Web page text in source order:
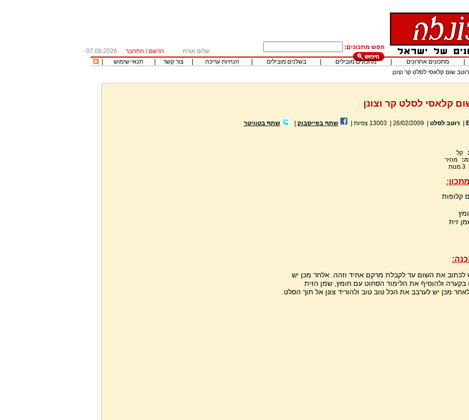
חפש מתכונים:
שלום אורח הרשם / התחבר
07.08.2026
מתכונים אחרונים מתכונים מובילים בשלנים מובילים הנחיות עריכה צור קשר תנאי שימוש
רוטב שום קלאסי לסלט קר וצונן
קלאסי לסלט קר וצונן
רוטב לסלט |
26/02/2009
|
13003 צפיות שתף בפייסבוק שתף בטוויטר
קל
מהיר
3 מנות
לכתוב את השום עד לקבלת מרקם אחיד וזהה. אלחר מכן יש
בקערה ולהוסיף את הלימוד הסחוט עם חומץ, שמן הזית
מכן יש לערבב את הכל טוב טוב ולהוריד צונן אל תוך הסלט.